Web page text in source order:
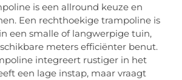
is een allround keuze en
Een rechthoekige trampoline is
een smalle of langwerpige tuin,
meters efficiënter benut.
integreert rustiger in het
een lage instap, maar vraagt